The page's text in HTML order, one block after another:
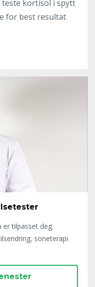
teste kortisol i spytt
for best resultat
er tilpasset deg.
soneterapi